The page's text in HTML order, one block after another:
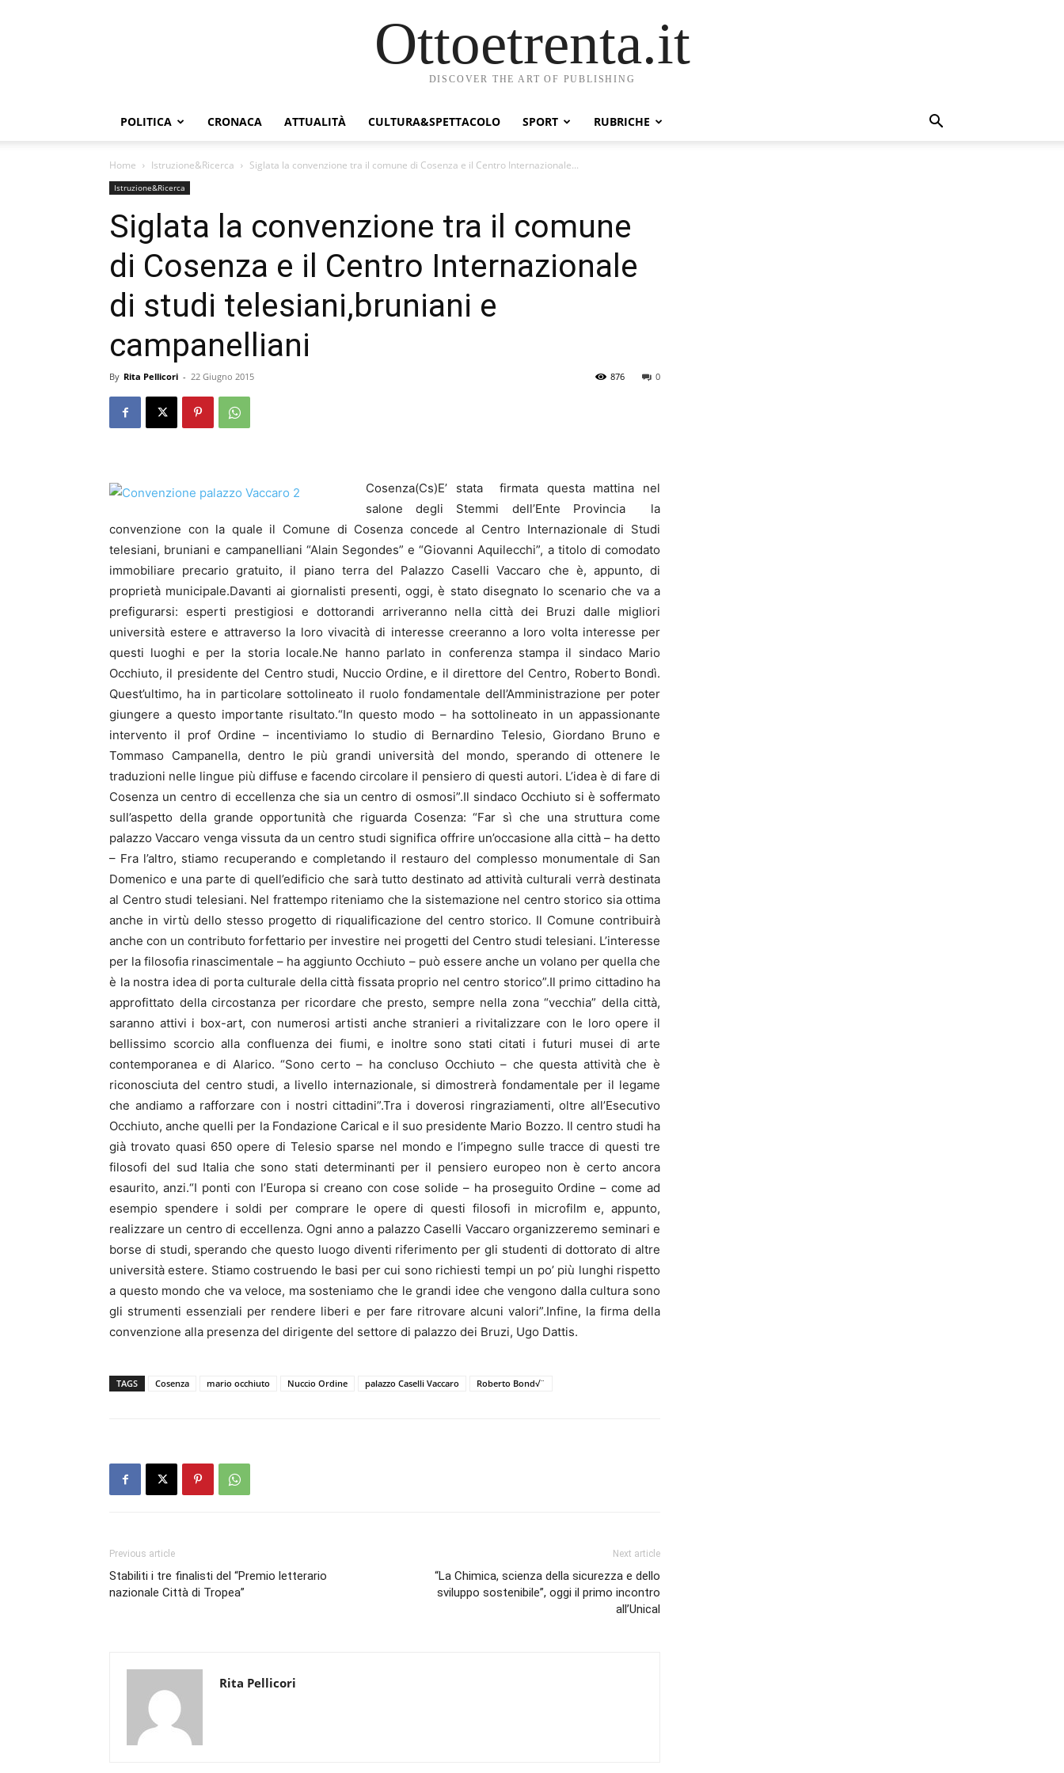
Ottoetrenta.it
DISCOVER THE ART OF PUBLISHING
POLITICA CRONACA ATTUALITÀ CULTURA&SPETTACOLO SPORT RUBRICHE
Home Istruzione&Ricerca Siglata la convenzione tra il comune di Cosenza e il Centro Internazionale...
Istruzione&Ricerca
Siglata la convenzione tra il comune
di Cosenza e il Centro Internazionale
di studi telesiani,bruniani e
campanelliani
By Rita Pellicori - 22 Giugno 2015 0
876
Cosenza(Cs)E’ stata firmata questa mattina nel
salone degli Stemmi dell’Ente Provincia la
convenzione con la quale il Comune di Cosenza concede al Centro Internazionale di Studi
telesiani, bruniani e campanelliani “Alain Segondes” e “Giovanni Aquilecchi”, a titolo di comodato
immobiliare precario gratuito, il piano terra del Palazzo Caselli Vaccaro che è, appunto, di
proprietà municipale.Davanti ai giornalisti presenti, oggi, è stato disegnato lo scenario che va a
prefigurarsi: esperti prestigiosi e dottorandi arriveranno nella città dei Bruzi dalle migliori
università estere e attraverso la loro vivacità di interesse creeranno a loro volta interesse per
questi luoghi e per la storia locale.Ne hanno parlato in conferenza stampa il sindaco Mario
Occhiuto, il presidente del Centro studi, Nuccio Ordine, e il direttore del Centro, Roberto Bondì.
Quest’ultimo, ha in particolare sottolineato il ruolo fondamentale dell’Amministrazione per poter
giungere a questo importante risultato.“In questo modo – ha sottolineato in un appassionante
intervento il prof Ordine – incentiviamo lo studio di Bernardino Telesio, Giordano Bruno e
Tommaso Campanella, dentro le più grandi università del mondo, sperando di ottenere le
traduzioni nelle lingue più diffuse e facendo circolare il pensiero di questi autori. L’idea è di fare di
Cosenza un centro di eccellenza che sia un centro di osmosi”.Il sindaco Occhiuto si è soffermato
sull’aspetto della grande opportunità che riguarda Cosenza: “Far sì che una struttura come
palazzo Vaccaro venga vissuta da un centro studi significa offrire un’occasione alla città – ha detto
– Fra l’altro, stiamo recuperando e completando il restauro del complesso monumentale di San
Domenico e una parte di quell’edificio che sarà tutto destinato ad attività culturali verrà destinata
al Centro studi telesiani. Nel frattempo riteniamo che la sistemazione nel centro storico sia ottima
anche in virtù dello stesso progetto di riqualificazione del centro storico. Il Comune contribuirà
anche con un contributo forfettario per investire nei progetti del Centro studi telesiani. L’interesse
per la filosofia rinascimentale – ha aggiunto Occhiuto – può essere anche un volano per quella che
è la nostra idea di porta culturale della città fissata proprio nel centro storico”.Il primo cittadino ha
approfittato della circostanza per ricordare che presto, sempre nella zona “vecchia” della città,
saranno attivi i box-art, con numerosi artisti anche stranieri a rivitalizzare con le loro opere il
bellissimo scorcio alla confluenza dei fiumi, e inoltre sono stati citati i futuri musei di arte
contemporanea e di Alarico. “Sono certo – ha concluso Occhiuto – che questa attività che è
riconosciuta del centro studi, a livello internazionale, si dimostrerà fondamentale per il legame
che andiamo a rafforzare con i nostri cittadini”.Tra i doverosi ringraziamenti, oltre all’Esecutivo
Occhiuto, anche quelli per la Fondazione Carical e il suo presidente Mario Bozzo. Il centro studi ha
già trovato quasi 650 opere di Telesio sparse nel mondo e l’impegno sulle tracce di questi tre
filosofi del sud Italia che sono stati determinanti per il pensiero europeo non è certo ancora
esaurito, anzi.“I ponti con l’Europa si creano con cose solide – ha proseguito Ordine – come ad
esempio spendere i soldi per comprare le opere di questi filosofi in microfilm e, appunto,
realizzare un centro di eccellenza. Ogni anno a palazzo Caselli Vaccaro organizzeremo seminari e
borse di studi, sperando che questo luogo diventi riferimento per gli studenti di dottorato di altre
università estere. Stiamo costruendo le basi per cui sono richiesti tempi un po’ più lunghi rispetto
a questo mondo che va veloce, ma sosteniamo che le grandi idee che vengono dalla cultura sono
gli strumenti essenziali per rendere liberi e per fare ritrovare alcuni valori”.Infine, la firma della
convenzione alla presenza del dirigente del settore di palazzo dei Bruzi, Ugo Dattis.
TAGS Cosenza mario occhiuto Nuccio Ordine palazzo Caselli Vaccaro Roberto Bond√¨
Previous article
Stabiliti i tre finalisti del “Premio letterario
nazionale Città di Tropea”
Next article
“La Chimica, scienza della sicurezza e dello
sviluppo sostenibile”, oggi il primo incontro
all’Unical
Rita Pellicori